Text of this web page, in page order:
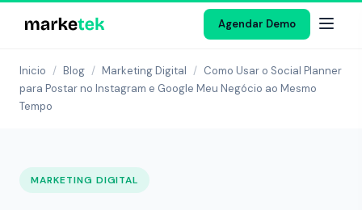
Agendar Demo
Inicio / Blog / Marketing Digital / Como Usar o Social Planner
para Postar no Instagram e Google Meu Negócio ao Mesmo
Tempo
MARKETING DIGITAL